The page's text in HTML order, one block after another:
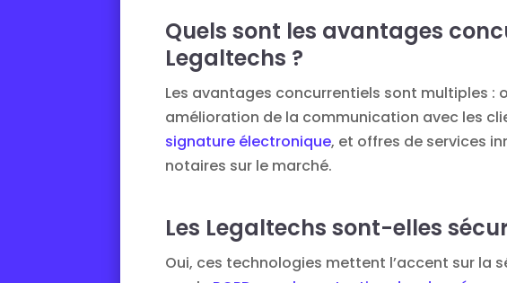
Quels sont les avantages
Legaltechs ?
Les avantages concurrentiels sont multiples
amélioration de la communication avec les
signature électronique, et offres de services
notaires sur le marché.
Les Legaltechs sont-elles
Oui, ces technologies mettent l’accent sur la